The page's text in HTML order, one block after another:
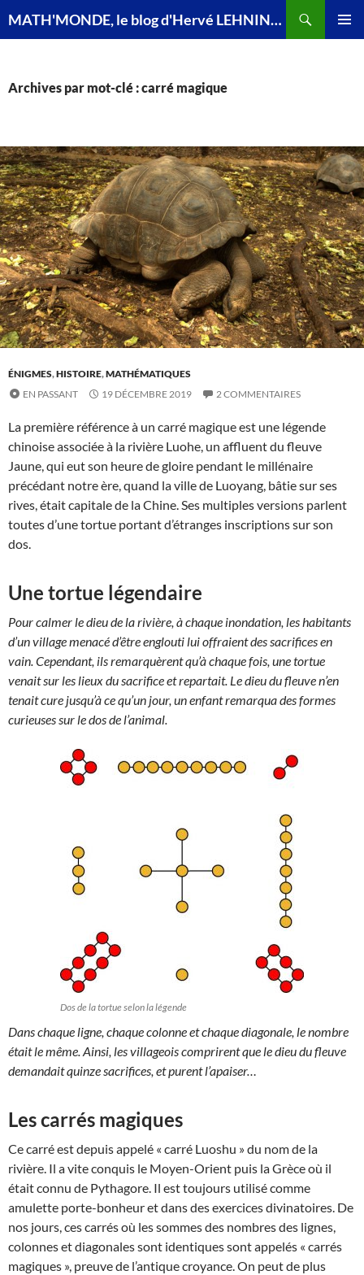
MATH'MONDE, le blog d'Hervé LEHNING, agrégé de mathématiques
Archives par mot-clé : carré magique
ÉNIGMES,HISTOIRE,MATHÉMATIQUES
EN PASSANT
19 DÉCEMBRE 2019 2 COMMENTAIRES
La première référence à un carré magique est une légende
chinoise associée à la rivière Luohe, un affluent du fleuve
Jaune, qui eut son heure de gloire pendant le millénaire
précédant notre ère, quand la ville de Luoyang, bâtie sur ses
rives, était capitale de la Chine. Ses multiples versions parlent
toutes d’une tortue portant d’étranges inscriptions sur son
dos.
Une tortue légendaire
Pour calmer le dieu de la rivière, à chaque inondation, les habitants
d’un village menacé d’être englouti lui offraient des sacrifices en
vain. Cependant, ils remarquèrent qu’à chaque fois, une tortue
venait sur les lieux du sacrifice et repartait. Le dieu du fleuve n’en
tenait cure jusqu’à ce qu’un jour, un enfant remarqua des formes
curieuses sur le dos de l’animal.
Dos de la tortue selon la légende
Dans chaque ligne, chaque colonne et chaque diagonale, le nombre
était le même. Ainsi, les villageois comprirent que le dieu du fleuve
demandait quinze sacrifices, et purent l’apaiser…
Les carrés magiques
Ce carré est depuis appelé « carré Luoshu » du nom de la
rivière. Il a vite conquis le Moyen-Orient puis la Grèce où il
était connu de Pythagore. Il est toujours utilisé comme
amulette porte-bonheur et dans des exercices divinatoires. De
nos jours, ces carrés où les sommes des nombres des lignes,
colonnes et diagonales sont identiques sont appelés « carrés
magiques », preuve de l’antique croyance. On peut de plus